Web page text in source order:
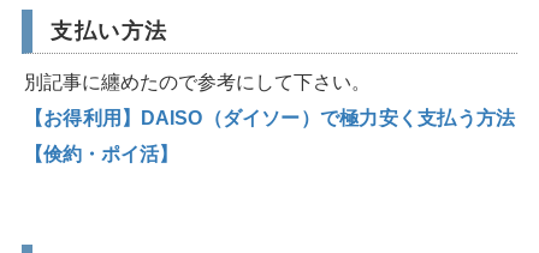
支払い方法
別記事に纏めたので参考にして下さい。
【お得利用】DAISO（ダイソー）で極力安く支払う方法
【倹約・ポイ活】